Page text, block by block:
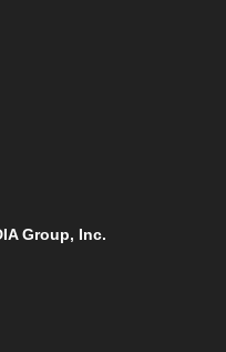
Group, Inc.